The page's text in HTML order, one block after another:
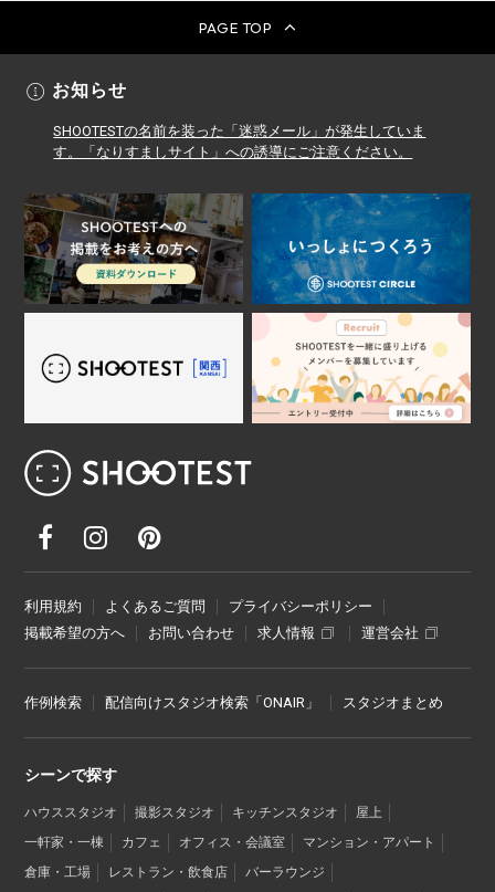
PAGE TOP
お知らせ
SHOOTESTの名前を装った「迷惑メール」が発生していま
す。「なりすましサイト」への誘導にご注意ください。
利用規約 よくあるご質問
プライバシーポリシー
掲載希望の方へ
お問い合わせ 求人情報 運営会社
作例検索 配信向けスタジオ検索「ONAIR」 スタジオまとめ
シーンで探す
ハウススタジオ 撮影スタジオ キッチンスタジオ
屋上
一軒家・一棟
カフェ オフィス・会議室
マンション・アパート
倉庫・工場
レストラン・飲食店
バーラウンジ